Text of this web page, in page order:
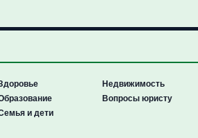
и дети
Недвижимость
Вопросы юристу